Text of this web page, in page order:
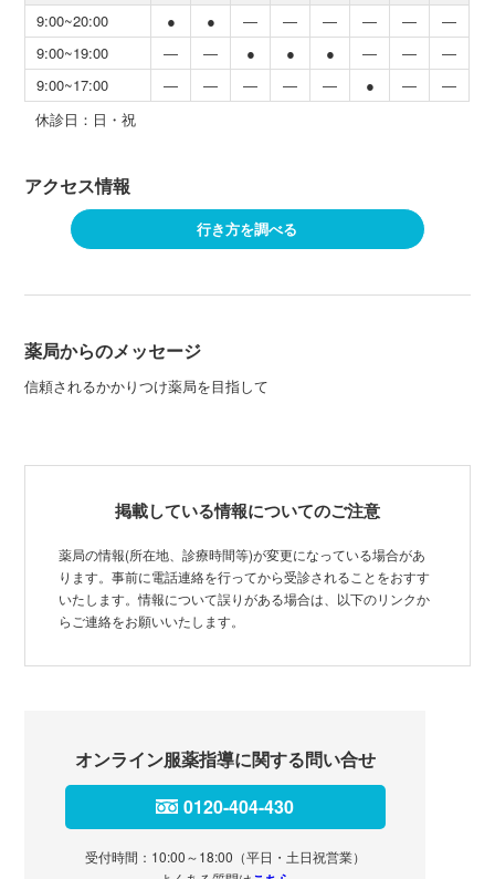
9:00~20:00
● ● ― ― ― ― ―
―
9:00~19:00
― ― ● ● ● ― ―
―
9:00~17:00
― ― ― ― ― ● ―
―
休診日：日・祝
アクセス情報
行き方を調べる
薬局からのメッセージ
信頼されるかかりつけ薬局を目指して
掲載している情報についてのご注意
薬局の情報(所在地、診療時間等)が変更になっている場合があ
ります。事前に電話連絡を行ってから受診されることをおすす
いたします。情報について誤りがある場合は、以下のリンクか
らご連絡をお願いいたします。
オンライン服薬指導に関する問い合せ
0120-404-430
受付時間：10:00～18:00（平日・土日祝営業）